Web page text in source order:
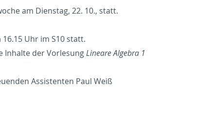
am Dienstag, 22. 10., statt.
Uhr im S10 statt.
Inhalte der VorlesungLineare Algebra 1
Assistenten Paul Weiß